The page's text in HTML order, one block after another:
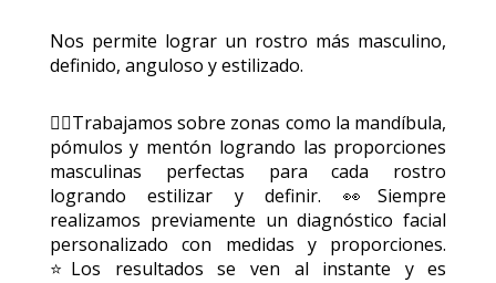
¿Ya estas registrado?
Iniciar Sesion
Nos permite lograr un rostro más masculino,
definido, anguloso y estilizado.
👉🏻Trabajamos sobre zonas como la mandíbula,
pómulos y mentón logrando las proporciones
masculinas perfectas para cada rostro
logrando estilizar y definir. 👀Siempre
realizamos previamente un diagnóstico facial
personalizado con medidas y proporciones.
⭐️Los resultados se ven al instante y es